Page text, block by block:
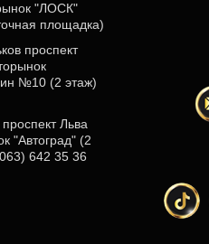
"ЛОСК"
площадка)
проспект
№10 (2 этаж)
Льва
"Автоград" (2
642 35 36